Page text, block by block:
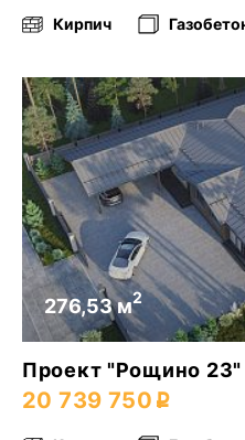
Кирпич
276,53 м2
Проект "Рощино 23"
20 739 750